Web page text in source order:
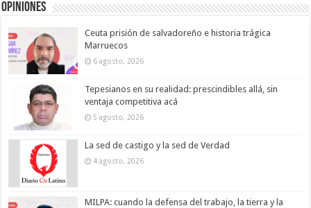
Opiniones
Ceuta prisión de salvadoreño e historia trágica
Marruecos
6 agosto, 2026
Tepesianos en su realidad: prescindibles allá, sin
ventaja competitiva acá
5 agosto, 2026
La sed de castigo y la sed de Verdad
4 agosto, 2026
MILPA: cuando la defensa del trabajo, la tierra y la